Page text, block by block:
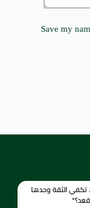
Save my
تكفي الثقة وحدها